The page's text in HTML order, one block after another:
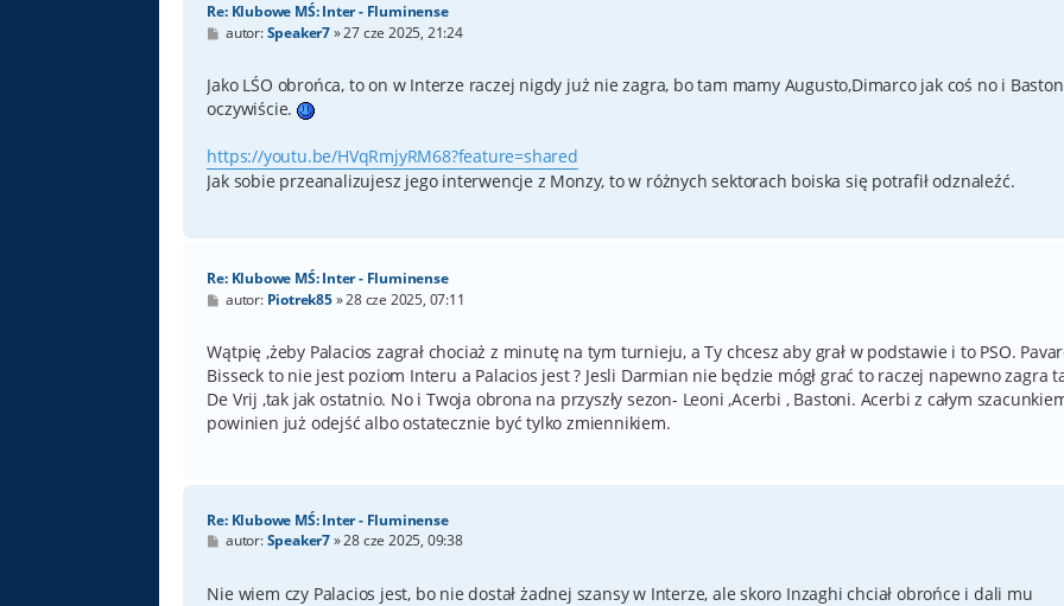
Re: Klubowe MŚ: Inter - Fluminense
P
t
autor:Speaker7»27 cze 2025, 21:24
Jako LŚO obrońca, to on w Interze raczej nigdy już nie zagra, bo tam mamy Augusto,Dimarco jak coś no i
oczywiście.
https://youtu.be/HVqRmjyRM68?feature=shared
Jak sobie przeanalizujesz jego interwencje z Monzy, to w różnych sektorach boiska się potrafił odznaleźć.
Re: Klubowe MŚ: Inter - Fluminense
P
t
autor: Piotrek85»28 cze 2025, 07:11
Wątpię ,żeby Palacios zagrał chociaż z minutę na tym turnieju, a Ty chcesz aby grał w podstawie i to PSO.
Bisseck to nie jest poziom Interu a Palacios jest ? Jesli Darmian nie będzie mógł grać to raczej napewno zagra
De Vrij ,tak jak ostatnio. No i Twoja obrona na przyszły sezon- Leoni ,Acerbi , Bastoni. Acerbi z całym
powinien już odejść albo ostatecznie być tylko zmiennikiem.
Re: Klubowe MŚ: Inter - Fluminense
P
t
autor:Speaker7»28 cze 2025, 09:38
Nie wiem czy Palacios jest, bo nie dostał żadnej szansy w Interze, ale skoro Inzaghi chciał obrońce i dali mu